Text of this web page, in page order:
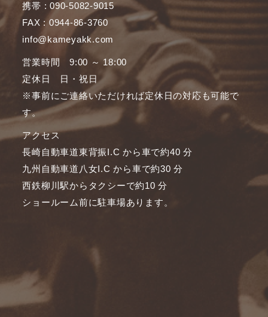
携帯 : 090-5082-9015
FAX : 0944-86-3760
info@kameyakk.com
営業時間 9:00 ～ 18:00
定休日 日・祝日
※事前にご連絡いただければ定休日の対応も可能で
す。
アクセス
長崎自動車道東背振I.C から車で約40 分
九州自動車道八女I.C から車で約30 分
西鉄柳川駅からタクシーで約10 分
ショールーム前に駐車場あります。